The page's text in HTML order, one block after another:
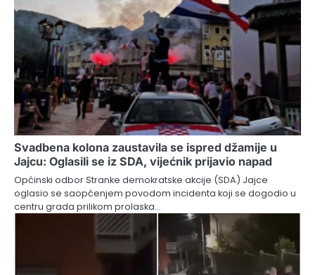
Svadbena kolona zaustavila se ispred džamije u
Jajcu: Oglasili se iz SDA, vijećnik prijavio napad
Općinski odbor Stranke demokratske akcije (SDA) Jajce
oglasio se saopćenjem povodom incidenta koji se dogodio u
centru grada prilikom prolaska…